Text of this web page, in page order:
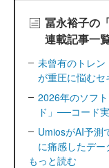
冨永裕子の
連載記事一
未曾有のトレ
が重圧に悩む
2026年のソフ
ド」──コード
UmiosがAI予
に痛感したデ
もっと読む